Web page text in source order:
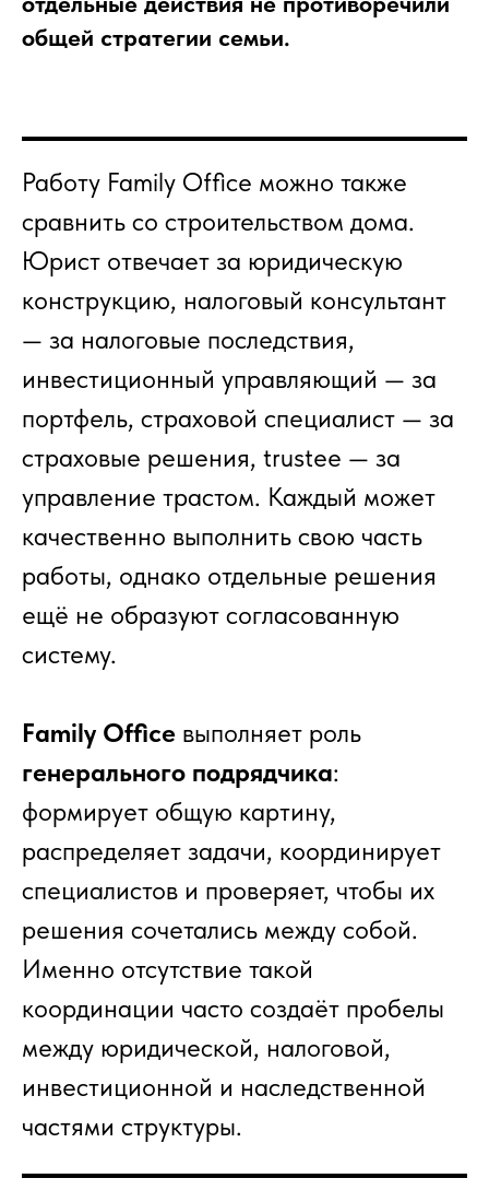
общей стратегии семьи.
Работу Family Office можно также
сравнить со строительством дома.
Юрист отвечает за юридическую
конструкцию, налоговый консультант
— за налоговые последствия,
инвестиционный управляющий — за
портфель, страховой специалист — за
страховые решения, trustee — за
управление трастом. Каждый может
качественно выполнить свою часть
работы, однако отдельные решения
ещё не образуют согласованную
систему.
Family Office выполняет роль
генерального подрядчика:
формирует общую картину,
распределяет задачи, координирует
специалистов и проверяет, чтобы их
решения сочетались между собой.
Именно отсутствие такой
координации часто создаёт пробелы
между юридической, налоговой,
инвестиционной и наследственной
частями структуры.